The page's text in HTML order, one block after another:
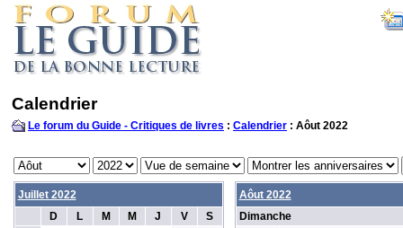
Calendrier
Le forum du Guide - Critiques de livres : Calendrier : Aôut 2022
Juillet 2022
D
L M M J V S
Aôut 2022
Dimanche